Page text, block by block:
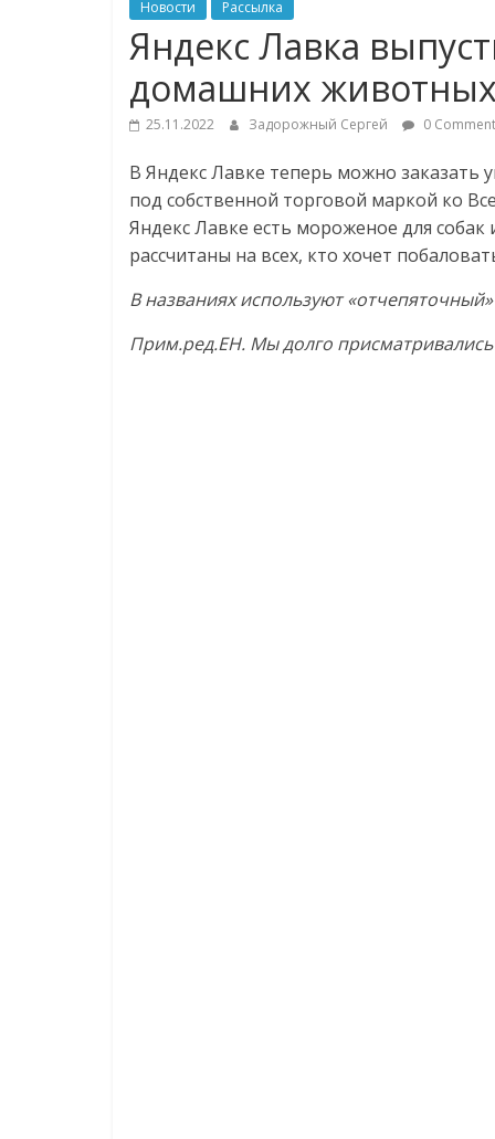
Commerce,
ритейле,
логистике,
технологиях,
соцсетях.
важно,
как
знать
как
меняет
Новости Рассылка
Яндекс Лавка
домашних животных
25.11.2022 Задорожный Сергей 0
В Яндекс Лавке теперь можно заказать
под собственной торговой маркой ко
Яндекс Лавке есть мороженое для
рассчитаны на всех, кто хочет
В названиях используют
Прим.ред.EH. Мы долго